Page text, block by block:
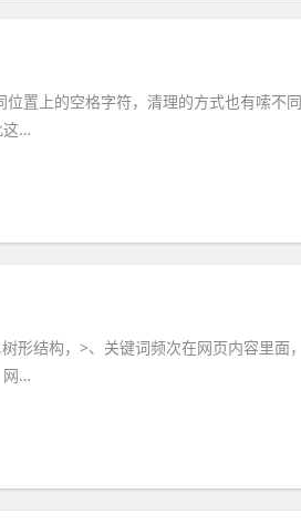
置上的空格字符，清理的方式也有嗦不
这…
形结构，>、关键词频次在网页内容里面
网…